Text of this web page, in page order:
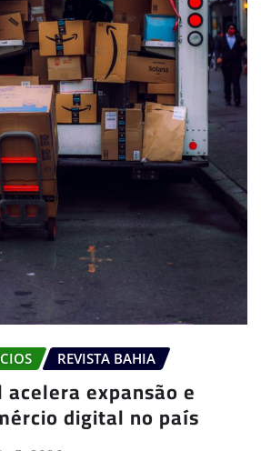
REVISTA BAHIA
expansão e
digital no país